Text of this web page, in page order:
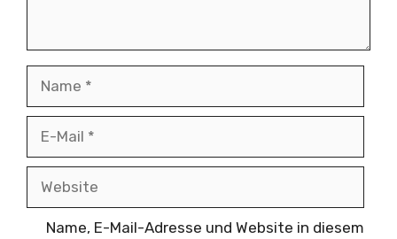
Mail
Name, E-Mail-Adresse und Website in diesem